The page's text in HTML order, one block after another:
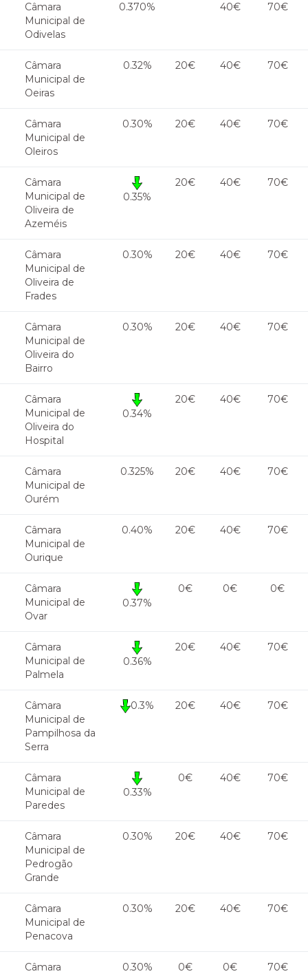
Câmara
Municipal de
Odivelas
0.370% 40€ 70€
Câmara
Municipal de
Oeiras
0.32% 20€ 40€ 70€
Câmara
Municipal de
Oleiros
0.30% 20€ 40€ 70€
Câmara
Municipal de
Oliveira de
Azeméis
0.35%
20€ 40€ 70€
Câmara
Municipal de
Oliveira de
Frades
0.30% 20€ 40€ 70€
Câmara
Municipal de
Oliveira do
Bairro
0.30% 20€ 40€ 70€
Câmara
Municipal de
Oliveira do
Hospital
0.34%
20€ 40€ 70€
Câmara
Municipal de
Ourém
0.325% 20€ 40€ 70€
Câmara
Municipal de
Ourique
0.40% 20€ 40€ 70€
Câmara
Municipal de
Ovar
0.37%
0€ 0€ 0€
Câmara
Municipal de
Palmela
0.36%
20€ 40€ 70€
Câmara
Municipal de
Pampilhosa da
Serra
0.3% 20€ 40€ 70€
Câmara
Municipal de
Paredes
0.33%
0€ 40€ 70€
Câmara
Municipal de
Pedrogão
Grande
0.30% 20€ 40€ 70€
Câmara
Municipal de
Penacova
0.30% 20€ 40€ 70€
Câmara
0.30% 0€ 0€ 70€